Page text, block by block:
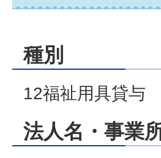
種別
12福祉用具貸与
法人名・事業